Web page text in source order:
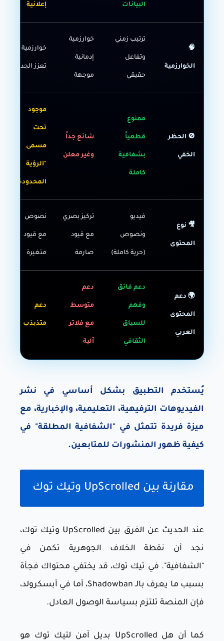
البيانات إعلانية
🧠
الخوارزمية
ترتيب زمني
وتفاعل
حقيقي
خوارزمية
إدمانية
موجهة
خوارزمية
تعزز الجدل
🚫 الحظر
الخفي
ممنوع
قطعياً
بشفافية
كاملة
شائع جداً
وغير معلن
موجود
تحت
مسمى
"الرؤية
المحدودة"
🎥 نوع
المحتوى
فيديو
ونصوص
(حرية كاملة)
تركيز بصري
مع قيود
صارمة
نصوص
مع قيود
متغيرة
🌍 دعم
المحتوى
العربي
دعم فائق
وفهم
للسياق
الثقافي
دعم
متوسط
مع فلاتر
آلية
دعم
متذبذب
يُستخدم التطبيق بشكل أساسي في نشر
الفيديوهات الترفيهية، التعليمية، والإخبارية، مع
ميزة فريدة تتمثل في "الشفافية المطلقة" في
كيفية ظهور المنشورات للمتابعين.
مقارنة بين UpScrolled وتيك توك
عند الحديث عن الفرق بين UpScrolled وتيك توك،
نجد أن نقطة الخلاف الجوهرية تكمن في
"الشفافية". في تيك توك، قد يختفي محتواك فجأة
بسبب ما يعرف بالـ Shadowban، أما في أبسكرولد،
فإن المنصة تلتزم بسياسة الوصول العادل.
كما أن هل UpScrolled بديل آمن لتيك توك هو